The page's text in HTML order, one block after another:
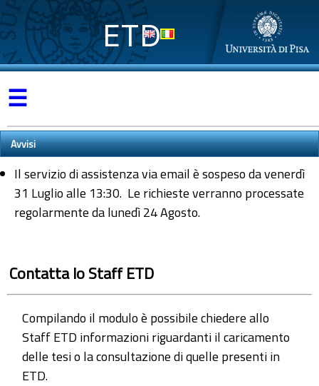
ETD
☰
Avvisi
Il servizio di assistenza via email è sospeso da venerdì
31 Luglio alle 13:30. Le richieste verranno processate
regolarmente da lunedì 24 Agosto.
Contatta lo Staff ETD
Compilando il modulo è possibile chiedere allo
Staff ETD informazioni riguardanti il caricamento
delle tesi o la consultazione di quelle presenti in
ETD.